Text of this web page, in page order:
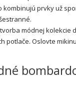
kombinujú prvky už
– tvorba módnej
potlače. Oslovte